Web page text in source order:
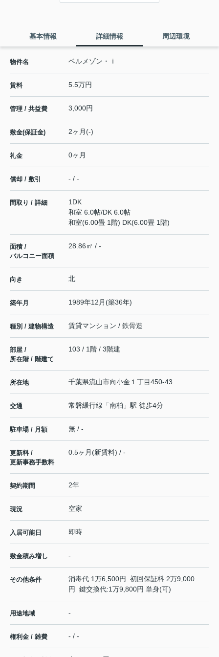
基本情報 詳細情報 周辺環境
物件名 ベルメゾン・ｉ
賃料 5.5万円
管理 / 共益費 3,000円
敷金(保証金) 2ヶ月(-)
礼金 0ヶ月
償却 / 敷引 - / -
間取り / 詳細
1DK
和室 6.0帖/DK 6.0帖
和室(6.00畳 1階) DK(6.00畳 1階)
面積 /
バルコニー面積
28.86㎡ / -
向き 北
築年月 1989年12月(築36年)
種別 / 建物構造 賃貸マンション / 鉄骨造
部屋 /
所在階 / 階建て
103 / 1階 / 3階建
所在地 千葉県流山市向小金 １丁目450-43
交通 常磐緩行線 「南柏 」駅 徒歩4分
駐車場 / 月額 無 / -
更新料 /
更新事務手数料
0.5ヶ月(新賃料) / -
契約期間 2年
現況 空家
入居可能日 即時
敷金積み増し -
その他条件
消毒代:1万6,500円 初回保証料:2万9,000
円 鍵交換代:1万9,800円 単身(可)
用途地域 -
権利金 / 雑費 - / -